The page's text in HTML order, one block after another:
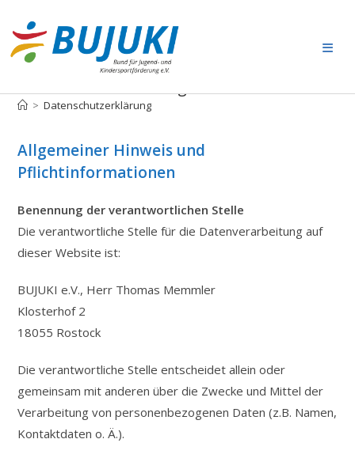
Inhalt
springen
> Datenschutzerklärung
Allgemeiner Hinweis und
Pflichtinformationen
Benennung der verantwortlichen Stelle
Die verantwortliche Stelle für die Datenverarbeitung auf
dieser Website ist:
BUJUKI e.V., Herr Thomas Memmler
Klosterhof 2
18055 Rostock
Die verantwortliche Stelle entscheidet allein oder
gemeinsam mit anderen über die Zwecke und Mittel der
Verarbeitung von personenbezogenen Daten (z.B. Namen,
Kontaktdaten o. Ä.).